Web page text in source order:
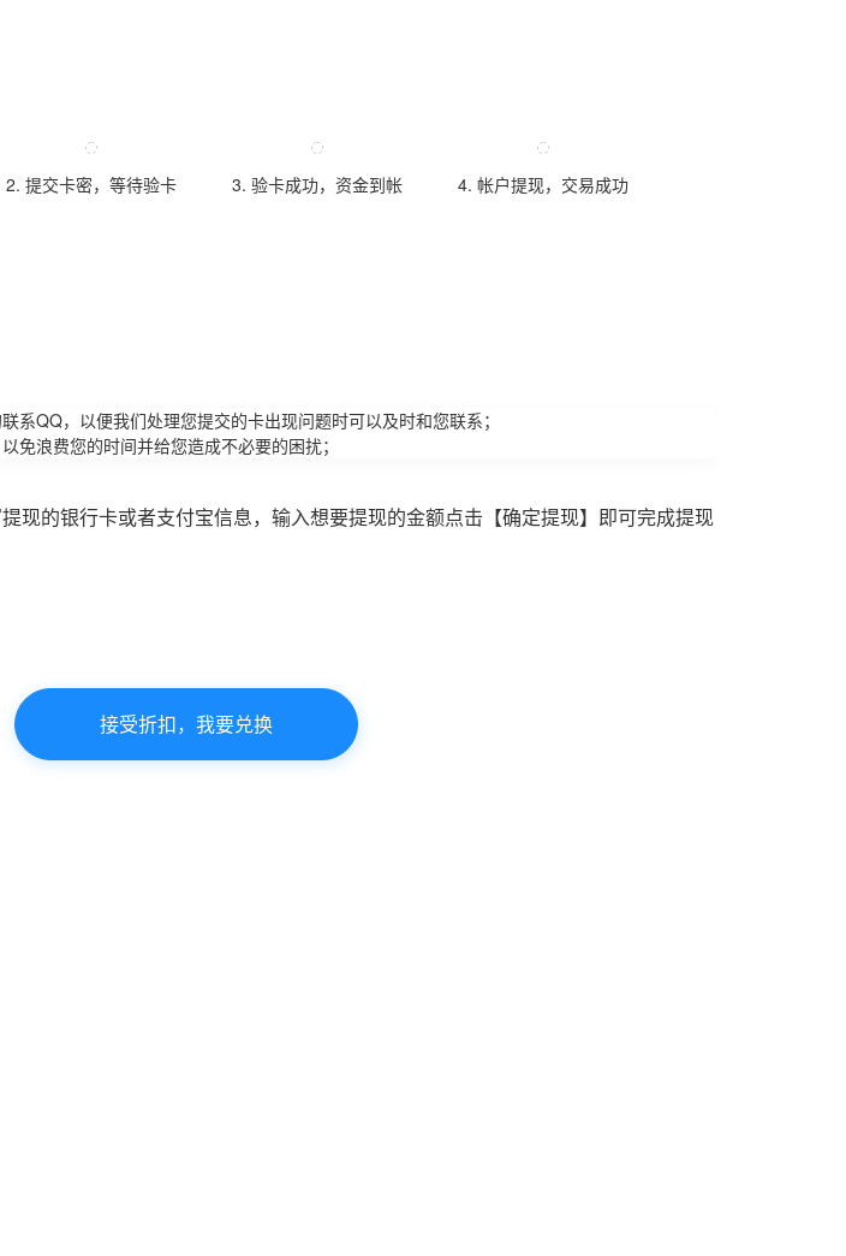
2. 提交卡密，等待验卡 3. 验卡成功，资金到帐 4. 帐户提现，交易成功
系QQ，以便我们处理您提交的卡出现问题时可以及时和您联系；
免浪费您的时间并给您造成不必要的困扰；
现的银行卡或者支付宝信息，输入想要提现的金额点击【确定提现】即可完成提现
接受折扣，我要兑换